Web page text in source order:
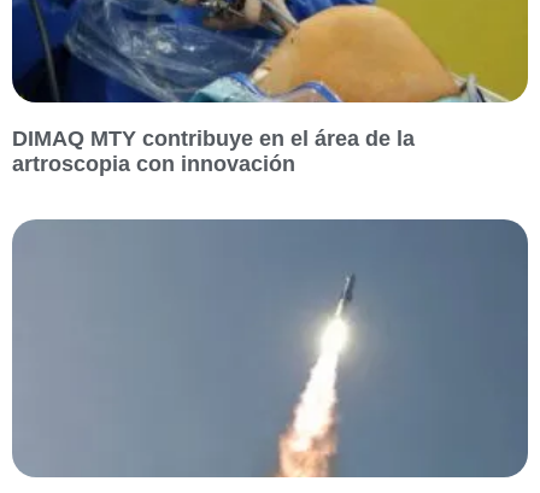
DIMAQ MTY contribuye en el área de la
artroscopia con innovación